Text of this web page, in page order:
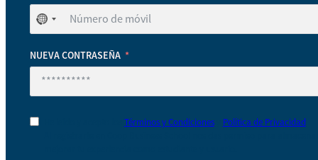
No
se
ha
seleccionado
ningún
país
NUEVA CONTRASEÑA
Términos y Condicionesy Política de Privacidad